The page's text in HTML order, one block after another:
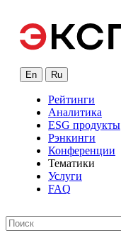
En Ru
Рейтинги
Аналитика
ESG продукты
Рэнкинги
Конференции
Тематики
Услуги
FAQ